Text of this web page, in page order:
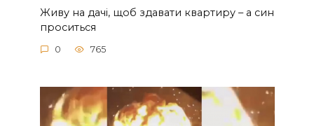
Живу на дачі, щоб здавати квартиру – а син
проситься
0 765